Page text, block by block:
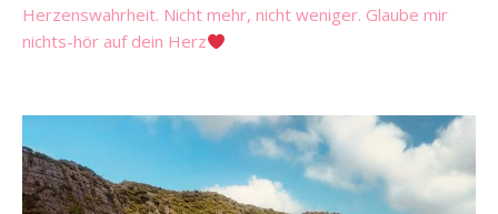
Herzenswahrheit. Nicht mehr, nicht weniger. Glaube mir
nichts-hör auf dein Herz